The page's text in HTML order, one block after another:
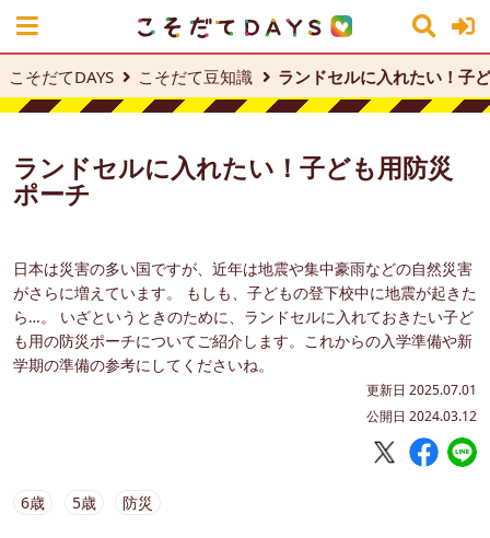
こそだてDAYS こそだて豆知識 ランドセルに入れたい！子
ランドセルに入れたい！子ども用防災
ポーチ
日本は災害の多い国ですが、近年は地震や集中豪雨などの自然災害
がさらに増えています。 もしも、子どもの登下校中に地震が起きた
ら…。 いざというときのために、ランドセルに入れておきたい子ど
も用の防災ポーチについてご紹介します。これからの入学準備や新
学期の準備の参考にしてくださいね。
更新日 2025.07.01
公開日 2024.03.12
6歳 5歳 防災